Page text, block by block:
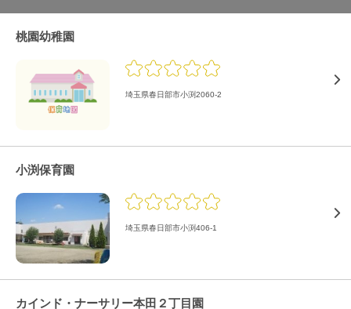
桃園幼稚園
埼玉県春日部市小渕2060-2
小渕保育園
埼玉県春日部市小渕406-1
カインド・ナーサリー本田２丁目園